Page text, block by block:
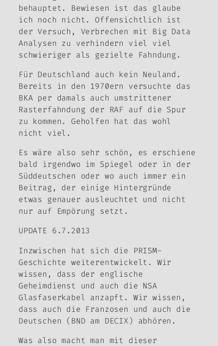
behauptet. Bewiesen ist das glaube
ich noch nicht. Offensichtlich ist
der Versuch, Verbrechen mit Big Data
Analysen zu verhindern viel viel
schwieriger als gezielte Fahndung.
Für Deutschland auch kein Neuland.
Bereits in den 1970ern versuchte das
BKA per damals auch umstrittener
Rasterfahndung der RAF auf die Spur
zu kommen. Geholfen hat das wohl
nicht viel.
Es wäre also sehr schön, es erschiene
bald irgendwo im Spiegel oder in der
Süddeutschen oder wo auch immer ein
Beitrag, der einige Hintergründe
etwas genauer ausleuchtet und nicht
nur auf Empörung setzt.
UPDATE 6.7.2013
Inzwischen hat sich die PRISM-
Geschichte weiterentwickelt. Wir
wissen, dass der englische
Geheimdienst und auch die NSA
Glasfaserkabel anzapft. Wir wissen,
dass auch die Franzosen und auch die
Deutschen (BND am DECIX) abhören.
Was also macht man mit dieser